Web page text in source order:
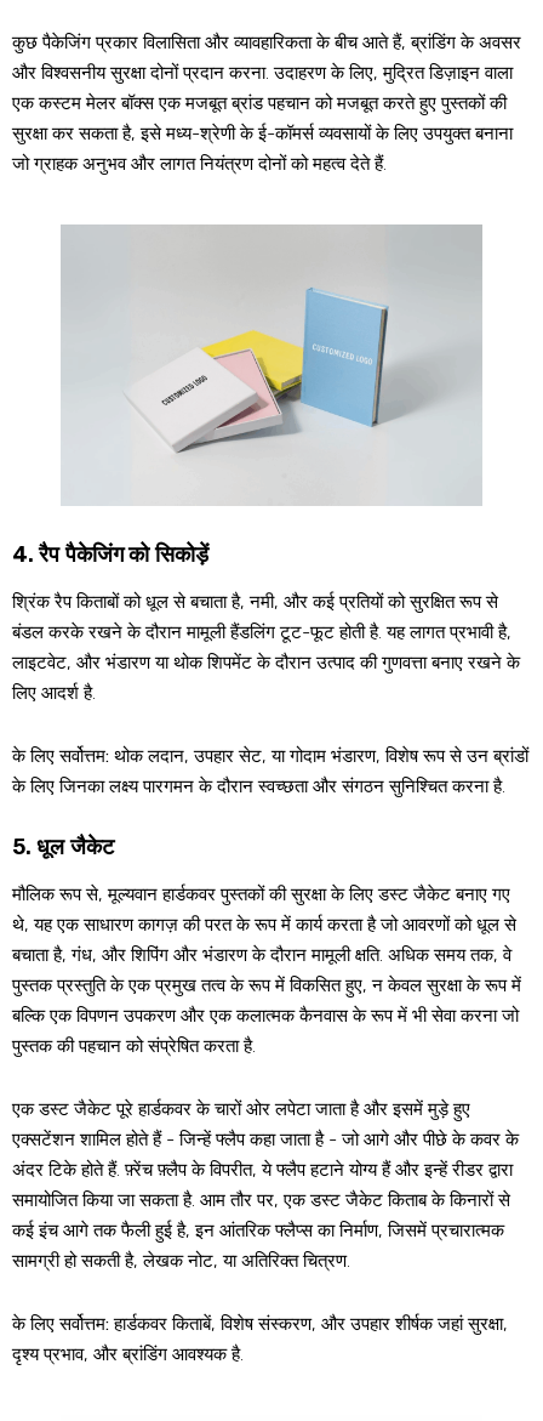
कुछ पैकेजिंग प्रकार विलासिता और व्यावहारिकता के बीच आते हैं, ब्रांडिंग के अवसर
और विश्वसनीय सुरक्षा दोनों प्रदान करना. उदाहरण के लिए, मुद्रित डिज़ाइन वाला
एक कस्टम मेलर बॉक्स एक मजबूत ब्रांड पहचान को मजबूत करते हुए पुस्तकों की
सुरक्षा कर सकता है, इसे मध्य-श्रेणी के ई-कॉमर्स व्यवसायों के लिए उपयुक्त बनाना
जो ग्राहक अनुभव और लागत नियंत्रण दोनों को महत्व देते हैं.
4. रैप पैकेजिंग को सिकोड़ें
श्रिंक रैप किताबों को धूल से बचाता है, नमी, और कई प्रतियों को सुरक्षित रूप से
बंडल करके रखने के दौरान मामूली हैंडलिंग टूट-फूट होती है. यह लागत प्रभावी है,
लाइटवेट, और भंडारण या थोक शिपमेंट के दौरान उत्पाद की गुणवत्ता बनाए रखने के
लिए आदर्श है.
के लिए सर्वोत्तम: थोक लदान, उपहार सेट, या गोदाम भंडारण, विशेष रूप से उन ब्रांडों
के लिए जिनका लक्ष्य पारगमन के दौरान स्वच्छता और संगठन सुनिश्चित करना है.
5. धूल जैकेट
मौलिक रूप से, मूल्यवान हार्डकवर पुस्तकों की सुरक्षा के लिए डस्ट जैकेट बनाए गए
थे, यह एक साधारण कागज़ की परत के रूप में कार्य करता है जो आवरणों को धूल से
बचाता है, गंध, और शिपिंग और भंडारण के दौरान मामूली क्षति. अधिक समय तक, वे
पुस्तक प्रस्तुति के एक प्रमुख तत्व के रूप में विकसित हुए, न केवल सुरक्षा के रूप में
बल्कि एक विपणन उपकरण और एक कलात्मक कैनवास के रूप में भी सेवा करना जो
पुस्तक की पहचान को संप्रेषित करता है.
एक डस्ट जैकेट पूरे हार्डकवर के चारों ओर लपेटा जाता है और इसमें मुड़े हुए
एक्सटेंशन शामिल होते हैं - जिन्हें फ्लैप कहा जाता है - जो आगे और पीछे के कवर के
अंदर टिके होते हैं. फ़्रेंच फ़्लैप के विपरीत, ये फ्लैप हटाने योग्य हैं और इन्हें रीडर द्वारा
समायोजित किया जा सकता है. आम तौर पर, एक डस्ट जैकेट किताब के किनारों से
कई इंच आगे तक फैली हुई है, इन आंतरिक फ्लैप्स का निर्माण, जिसमें प्रचारात्मक
सामग्री हो सकती है, लेखक नोट, या अतिरिक्त चित्रण.
के लिए सर्वोत्तम:हार्डकवर किताबें, विशेष संस्करण, और उपहार शीर्षक जहां सुरक्षा,
दृश्य प्रभाव, और ब्रांडिंग आवश्यक है.